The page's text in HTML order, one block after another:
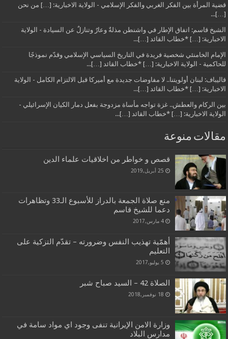
قضية المرأة بين الفكر الغربي والفكر الإسلامي - الولاية الاخبارية: […] من نحن
[…]...
الشيخ قاسم: اتفاق الإطار في واشنطن مذلةٌ وعارٌ وتنازلٌ عن السيادة - الولاية
الاخبارية: […] *خطاب القائد […]...
الإمام الخامنئي شخصية فريدة في التاريخ السياسي الإسلامي وقدّم نموذجًا
للحاكمية - الولاية الاخبارية: […] *خطاب القائد […]...
قاليباف: لبنان أولويتنا.. لا مفاوضات جديدة مع أميركا قبل الالتزام الكامل - الولاية
الاخبارية: […] *خطاب القائد […]...
بين الركام والعطش.. غزة تواجه مأساة مزدوجة بفعل دمار الكيان الإسرائيلي -
الولاية الاخبارية: […] *خطاب القائد […]...
مقالات منوعة
قصص و خواطر من اخلاقيات علماء الدين
25 أبريل,2019
منع صلاة الجمعة بالدراز للأسبوع الـ33 وتظاهرات
دعما للشيخ قاسم
4 مارس,2017
أهمّية تهذيب النفس وضرورته – تقدّم التزكية على
التعليم
5 يوليو,2017
الصلاة 42 – السيد صباح شبر
18 نوفمبر,2018
وزارة الامن الإيرانية تنفى وجود اي مواد سامة في
مدارس البلاد